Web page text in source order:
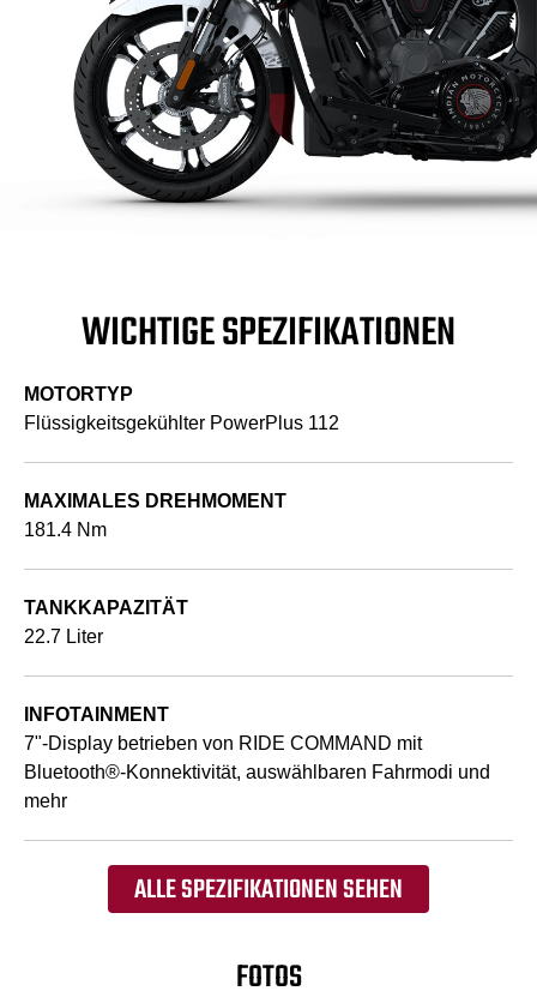
WICHTIGE SPEZIFIKATIONEN
MOTORTYP
Flüssigkeitsgekühlter PowerPlus 112
MAXIMALES DREHMOMENT
181.4 Nm
TANKKAPAZITÄT
22.7 Liter
INFOTAINMENT
7"-Display betrieben von RIDE COMMAND mit
Bluetooth®-Konnektivität, auswählbaren Fahrmodi und
mehr
ALLE SPEZIFIKATIONEN SEHEN
FOTOS